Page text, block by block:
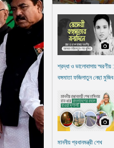
শ্রদ্ধা ও ভালোবাসায় স্মরণীয় :
বঙ্গমাতা ফজিলাতুন নেছা মুজিব
মাননীয় প্রধানমন্ত্রী শেখ